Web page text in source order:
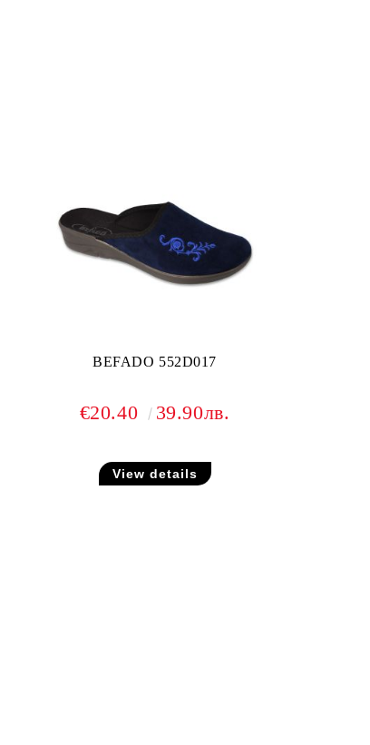
BEFADO 552D017
€20.40 39.90лв.
View details